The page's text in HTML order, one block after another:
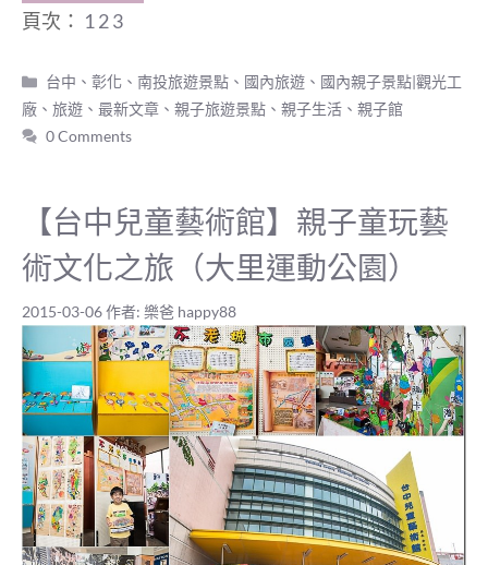
頁次： 1 23
分
類
台中、彰化、南投旅遊景點 、 國內旅遊 、 國內親子景點|觀光工
廠 、 旅遊 、 最新文章 、 親子旅遊景點 、 親子生活 、 親子館
0 Comments
【台中兒童藝術館】親子童玩藝
術文化之旅（大里運動公園）
2015-03-06作者: 樂爸 happy88